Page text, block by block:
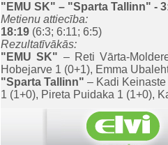
"EMU SK" – "Sparta Tallinn" -
Metienu attiecība:
18:19 (6:3; 6:11; 6:5)
Rezultatīvākās:
"EMU SK" – Reti Vārta-
Hobejarve 1 (0+1), Emma
"Sparta Tallinn" – Kadi
1 (1+0), Pireta Puidaka 1 (1+0),